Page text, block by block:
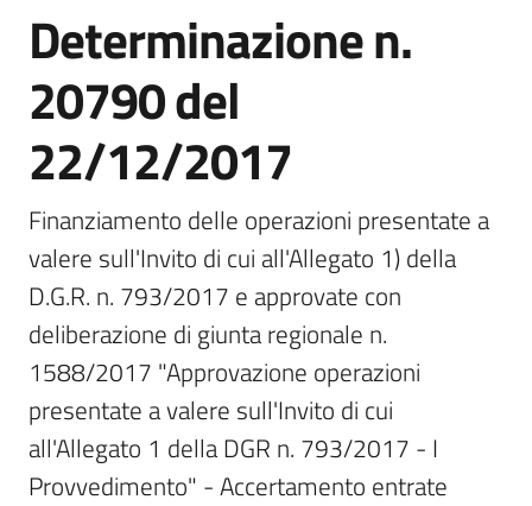
Novità
Servizi
Leggi
Atti
Bandi
Piani
Programmi
Progetti
Determinazione n.
20790 del
22/12/2017
Finanziamento delle operazioni presentate a
valere sull'Invito di cui all'Allegato 1) della
D.G.R. n. 793/2017 e approvate con
deliberazione di giunta regionale n.
1588/2017 "Approvazione operazioni
presentate a valere sull'Invito di cui
all'Allegato 1 della DGR n. 793/2017 - I
Provvedimento" - Accertamento entrate